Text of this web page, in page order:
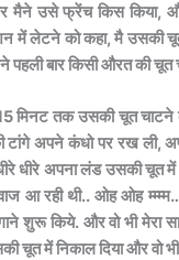
मैने उसे फ्रेंच किस किया,
में लेटने को कहा, मै उसकी
पहली बार किसी औरत की चूत
मिनट तक उसकी चूत
अपने कंधो पर रख ली,
धीरे अपना लंड उसकी चूत
आ रही थी.. ओह ओह
शुरू किये. और वो भी मेरा
चूत में निकाल दिया और वो